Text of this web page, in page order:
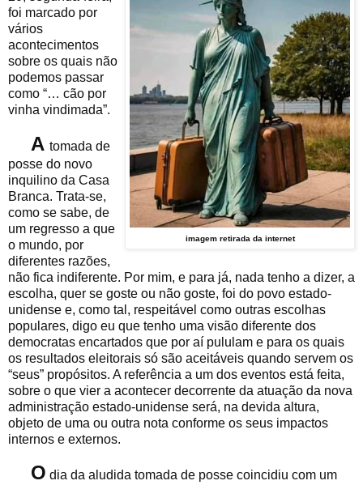
imagem retirada da internet
foi marcado por
vários
acontecimentos
sobre os quais não
podemos passar
como “… cão por
vinha vindimada”.
A tomada de
posse do novo
inquilino da Casa
Branca. Trata-se,
como se sabe, de
um regresso a que
o mundo, por
diferentes razões,
não fica indiferente. Por mim, e para já, nada tenho a dizer, a
escolha, quer se goste ou não goste, foi do povo estado-
unidense e, como tal, respeitável como outras escolhas
populares, digo eu que tenho uma visão diferente dos
democratas encartados que por aí pululam e para os quais
os resultados eleitorais só são aceitáveis quando servem os
“seus” propósitos. A referência a um dos eventos está feita,
sobre o que vier a acontecer decorrente da atuação da nova
administração estado-unidense será, na devida altura,
objeto de uma ou outra nota conforme os seus impactos
internos e externos.
O dia da aludida tomada de posse coincidiu com um